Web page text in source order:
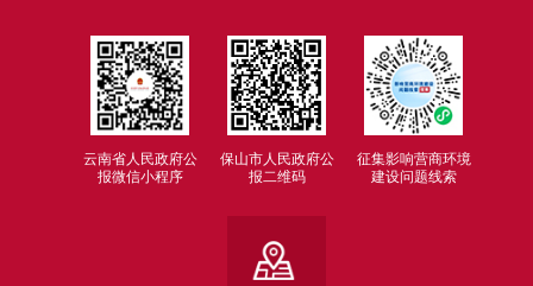
云南省人民政府公
报微信小程序
保山市人民政府公
报二维码
征集影响营商环境
建设问题线索